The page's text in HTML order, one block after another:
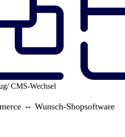
CMS-Wechsel
⇔ Wunsch-Shopsoftware